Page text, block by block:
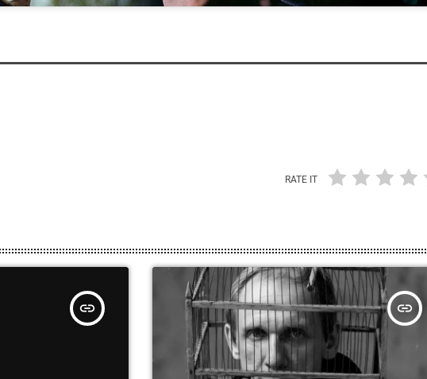
RATE IT
insert_link insert_link